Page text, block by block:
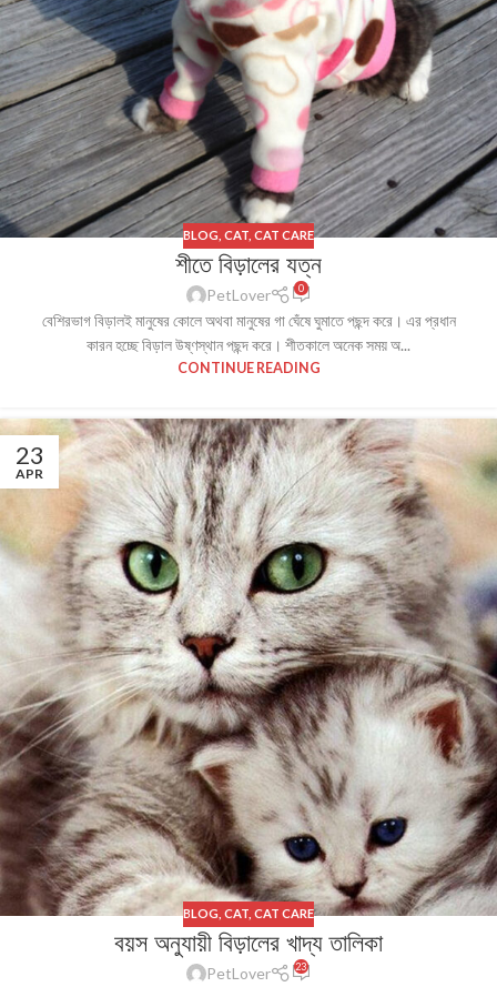
BLOG CAT CAT CARE
শীতে বিড়ালের যত্ন
PetLover 0
বেশিরভাগ বিড়ালই মানুষের কোলে অথবা মানুষের গা ঘেঁষে ঘুমাতে পছন্দ করে। এর প্রধান
কারন হচ্ছে বিড়াল উষ্ণস্থান পছন্দ করে। শীতকালে অনেক সময় অ...
CONTINUE READING
23
APR
BLOG CAT CAT CARE
বয়স অনুযায়ী বিড়ালের খাদ্য তালিকা
PetLover 23